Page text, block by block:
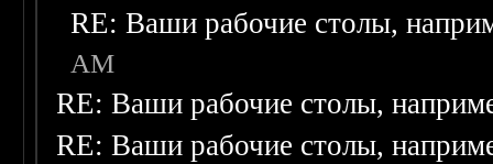
RE: Ваши рабочие столы,
AM
RE: Ваши рабочие столы,
RE: Ваши рабочие столы,